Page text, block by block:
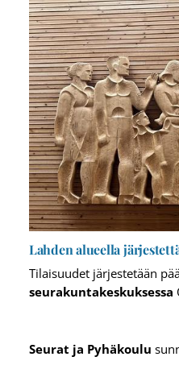
Lahden alueella
Tilaisuudet järjestetään
seurakuntakeskuksessa
Seurat ja Pyhäkoulu